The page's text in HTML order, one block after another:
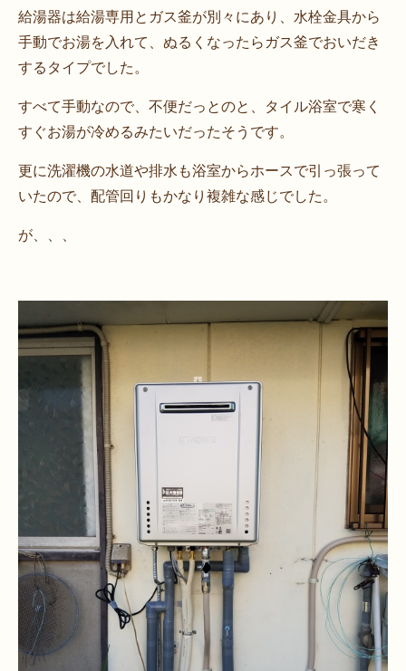
給湯器は給湯専用とガス釜が別々にあり、水栓金具から
手動でお湯を入れて、ぬるくなったらガス釜でおいだき
するタイプでした。
すべて手動なので、不便だっとのと、タイル浴室で寒く
すぐお湯が冷めるみたいだったそうです。
更に洗濯機の水道や排水も浴室からホースで引っ張って
いたので、配管回りもかなり複雑な感じでした。
が、、、